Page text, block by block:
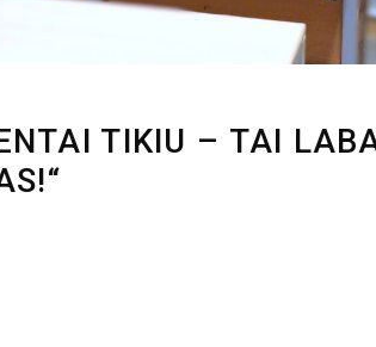
TIKIU – TAI